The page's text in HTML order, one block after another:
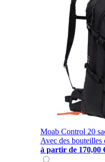
Moab Control 20
Avec des bouteilles
à partir de 170,00